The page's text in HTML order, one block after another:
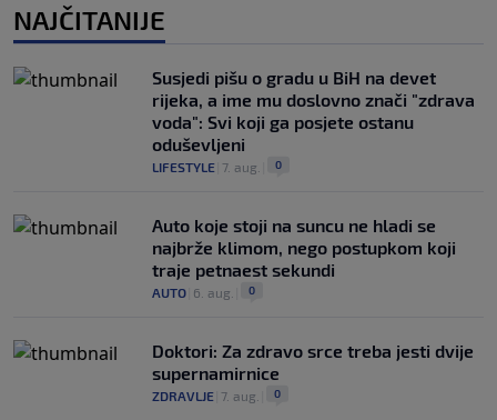
NAJČITANIJE
Susjedi pišu o gradu u BiH na devet
rijeka, a ime mu doslovno znači "zdrava
voda": Svi koji ga posjete ostanu
oduševljeni
LIFESTYLE 7. aug. 0
Auto koje stoji na suncu ne hladi se
najbrže klimom, nego postupkom koji
traje petnaest sekundi
AUTO 6. aug. 0
Doktori: Za zdravo srce treba jesti dvije
supernamirnice
ZDRAVLJE 7. aug. 0